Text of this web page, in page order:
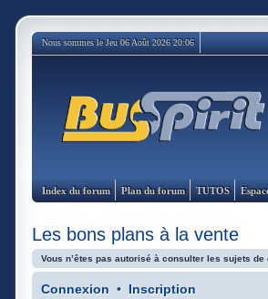
Nous sommes le Jeu 06 Août 2026 20:06
Index du forum Plan du forum TUTOS
Les bons plans à la vente
Vous n’êtes pas autorisé à consulter les sujets de
Connexion • Inscription